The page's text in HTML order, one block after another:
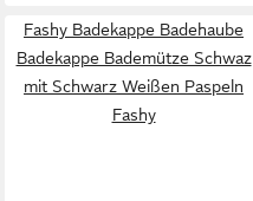
Fashy Badekappe Badehaube
Badekappe Bademütze Schwaz
mit Schwarz Weißen Paspeln
Fashy